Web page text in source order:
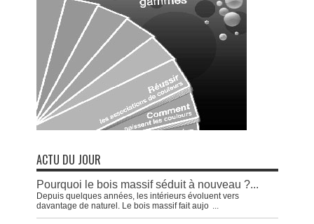
ACTU DU JOUR
Pourquoi le bois massif séduit à nouveau ?...
Depuis quelques années, les intérieurs évoluent vers
davantage de naturel. Le bois massif fait aujo ...